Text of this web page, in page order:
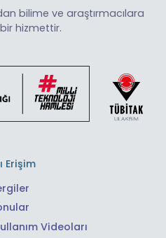
bilime ve araştırmacılara
hizmettir.
Erişim
Videoları